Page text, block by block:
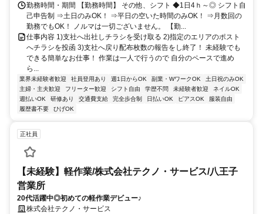
勤務時間・期間 【勤務時間】 その他、シフト ◆1日4ｈ～◎ シフト自
己申告制 ⇒土日のみOK！ ⇒平日の空いた時間のみOK！ ⇒月数回の
勤務でもOK！ ノルマは一切ございません。 【勤...
仕事内容 1)支社へ出社しチラシを受け取る 2)指定のエリアのポスト
へチラシを投函 3)支社へ戻り配布枚数の報告をし終了！ 未経験でも
できる簡単なお仕事！ 作業は一人で行うので 自分のペースで進め
ら...
業界未経験者歓迎 社員登用あり 週1日からOK 副業・WワークOK
土日祝のみOK
主婦・主夫歓迎
フリーター歓迎 シフト自由 学歴不問 未経験者歓迎
ネイルOK
週払いOK
研修あり 交通費支給 完全歩合制 日払いOK ピアスOK
服装自由
履歴書不要
ひげOK
正社員
【未経験】軽作業/株式会社テクノ・サービス/八王子
営業所
20代活躍中◎初めての軽作業デビュー♪
株式会社テクノ・サービス